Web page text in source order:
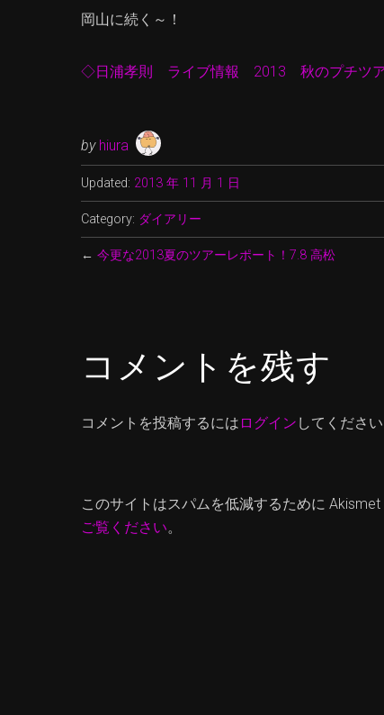
岡山に続く～！
◇日浦孝則 ライブ情報 2013 秋のプチツ
by hiura
Updated: 2013 年 11 月 1 日
Category: ダイアリー
← 今更な2013夏のツアーレポート！7.8 高松
コメントを残す
コメントを投稿するには ログイン してください
このサイトはスパムを低減するために Akismet
ご覧ください。